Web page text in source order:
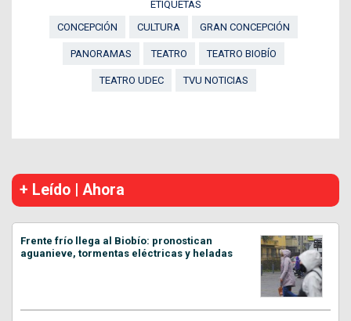
ETIQUETAS
CONCEPCIÓN
CULTURA GRAN CONCEPCIÓN
PANORAMAS TEATRO TEATRO BIOBÍO
TEATRO UDEC TVU NOTICIAS
+ Leído | Ahora
Frente frío llega al Biobío: pronostican
aguanieve, tormentas eléctricas y heladas